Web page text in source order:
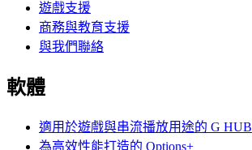
遊戲支援
商務與教育支援
與我們聯絡
軟體
適用於遊戲與串流播放用途的 G HUB
為高效性能打造的 Options+